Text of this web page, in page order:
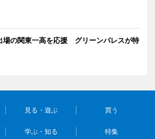
場の関東一高を応援 グリーンパレスが特
見る・遊ぶ 買う
学ぶ・知る 特集